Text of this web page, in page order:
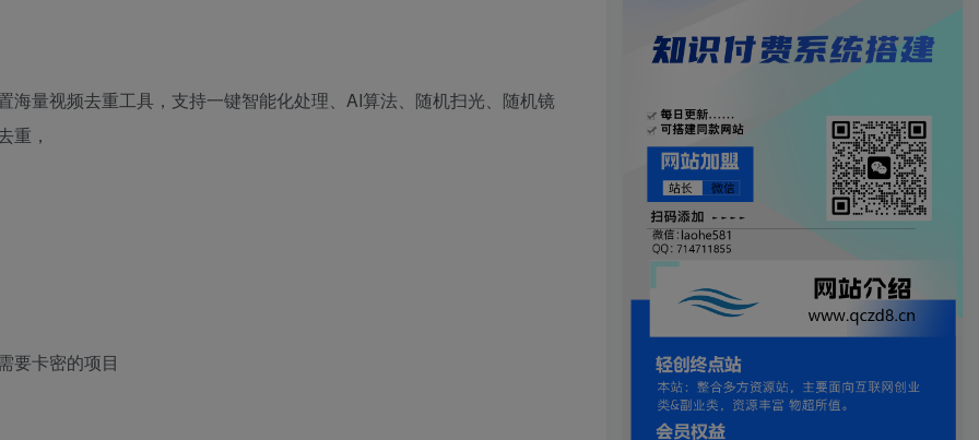
量视频去重工具，支持一键智能化处理、AI算法、随机扫光、随机镜
重，
要卡密的项目